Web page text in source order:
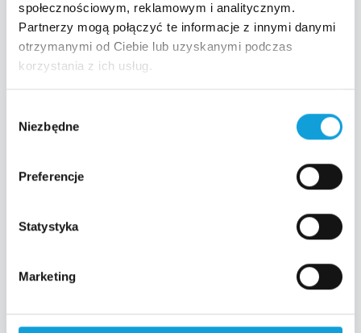
społecznościowym, reklamowym i analitycznym.
Partnerzy mogą połączyć te informacje z innymi danymi
otrzymanymi od Ciebie lub uzyskanymi podczas
korzystania z ich usług.
zgody
Niezbędne
Preferencje
Statystyka
Marketing
Zapomniane konto byłego pracownika,
czyli jak zostawiliście klucze do firmy
komuś, kto już tu nie pracuje
bankier.pl
bezpieczeństwo danych